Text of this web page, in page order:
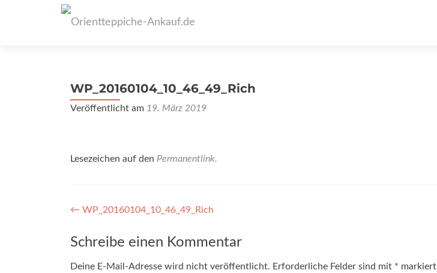
WP_20160104_10_46_49_Rich
Veröffentlicht am 19. März 2019
Lesezeichen auf den Permanentlink.
Artikel-
Navigation
← WP_20160104_10_46_49_Rich
Schreibe einen Kommentar
Deine E-Mail-Adresse wird nicht veröffentlicht. Erforderliche Felder sind mit * markiert